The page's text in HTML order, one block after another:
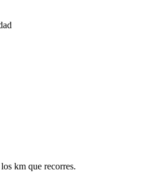
km que recorres.